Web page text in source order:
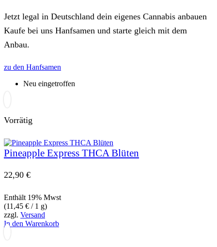
Jetzt legal in Deutschland dein eigenes Cannabis anbauen
Kaufe bei uns Hanfsamen und starte gleich mit dem
Anbau.
zu den Hanfsamen
Neu eingetroffen
Vorrätig
Pineapple Express THCA Blüten
22,90 €
Enthält 19% Mwst
(11,45 € / 1 g)
zzgl. Versand
In den Warenkorb